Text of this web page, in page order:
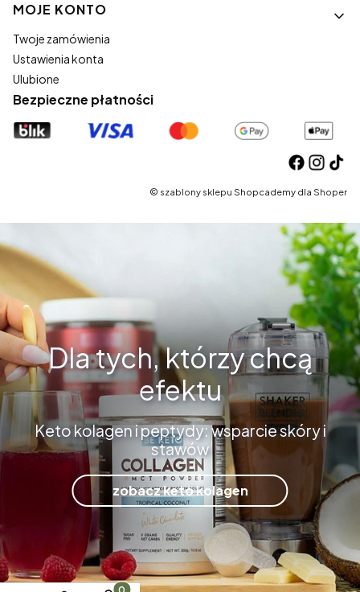
MOJE KONTO
Twoje zamówienia
Ustawienia konta
Ulubione
Bezpieczne płatności
© szablony sklepu Shopcademy dla Shoper
Dla tych, którzy chcą
efektu
Keto kolagen i peptydy: wsparcie skóry i
stawów
zobacz keto kolagen